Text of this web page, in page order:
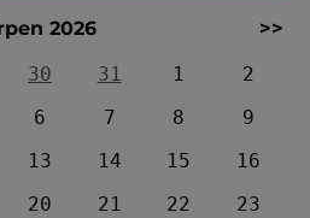
2026
>>
30 31 1
2
6 7 8
9
13 14 15
16
20 21 22
23